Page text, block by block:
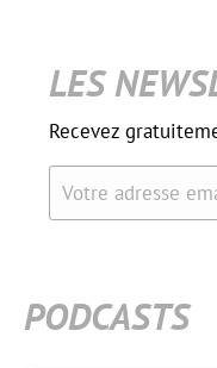
LES
Recevez
Votre adresse
PODCASTS